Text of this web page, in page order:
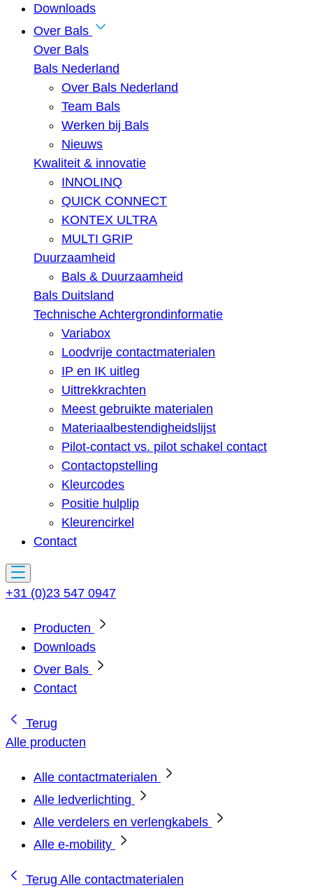
Downloads
Over Bals
Over Bals
Bals Nederland
Over Bals Nederland
Team Bals
Werken bij Bals
Nieuws
Kwaliteit & innovatie
INNOLINQ
QUICK CONNECT
KONTEX ULTRA
MULTI GRIP
Duurzaamheid
Bals & Duurzaamheid
Bals Duitsland
Technische Achtergrondinformatie
Variabox
Loodvrije contactmaterialen
IP en IK uitleg
Uittrekkrachten
Meest gebruikte materialen
Materiaalbestendigheidslijst
Pilot-contact vs. pilot schakel contact
Contactopstelling
Kleurcodes
Positie hulplip
Kleurencirkel
Contact
+31 (0)23 547 0947
Producten
Downloads
Over Bals
Contact
Terug
Alle producten
Alle contactmaterialen
Alle ledverlichting
Alle verdelers en verlengkabels
Alle e-mobility
Terug Alle contactmaterialen